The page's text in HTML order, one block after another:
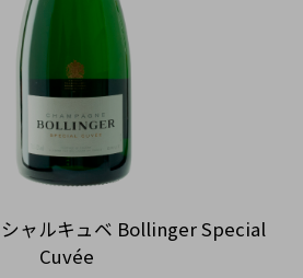
ャルキュベ Bollinger Special
Cuvée